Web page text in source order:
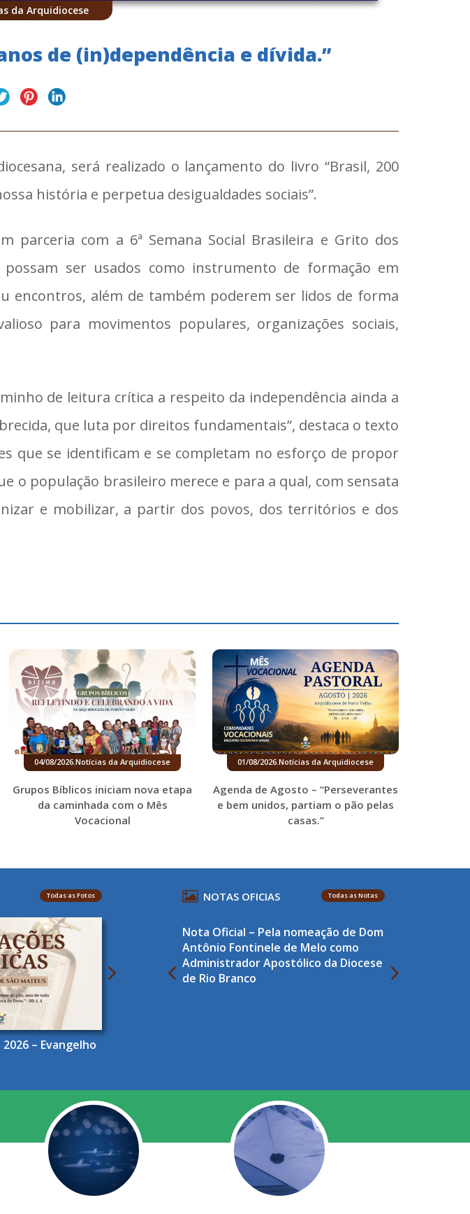
da Arquidiocese
de (in)dependência e dívida.”
será realizado o lançamento do livro “Brasil, 200
história e perpetua desigualdades sociais”.
parceria com a 6ª Semana Social Brasileira e Grito dos
ser usados como instrumento de formação em
encontros, além de também poderem ser lidos de forma
para movimentos populares, organizações sociais,
de leitura crítica a respeito da independência ainda a
que luta por direitos fundamentais”, destaca o texto
que se identificam e se completam no esforço de propor
o população brasileiro merece e para a qual, com sensata
e mobilizar, a partir dos povos, dos territórios e dos
04/08/2026.Notícias da Arquidiocese
Grupos Bíblicos iniciam nova etapa
da caminhada com o Mês
Vocacional
01/08/2026.Notícias da Arquidiocese
Agenda de Agosto – “Perseverantes
e bem unidos, partiam o pão pelas
casas.”
Todas as Fotos
– Evangelho
NOTAS OFICIAS Todas as Notas
Nota Oficial – Pela nomeação de Dom
Antônio Fontinele de Melo como
Administrador Apostólico da Diocese
de Rio Branco